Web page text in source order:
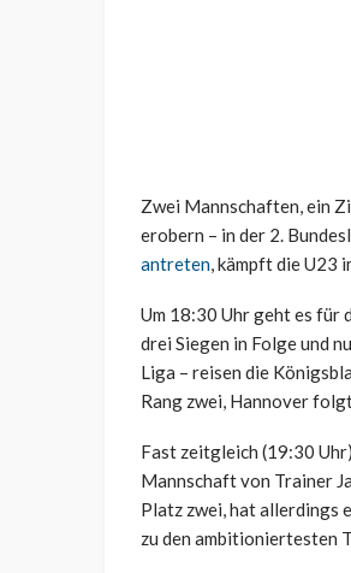
Zwei Mannschaften, ein
erobern – in der 2.
antreten, kämpft die U23
Um 18:30 Uhr geht es für
drei Siegen in Folge und
Liga – reisen die
Rang zwei, Hannover
Fast zeitgleich (19:30
Mannschaft von Trainer
Platz zwei, hat allerdings
zu den ambitioniertesten